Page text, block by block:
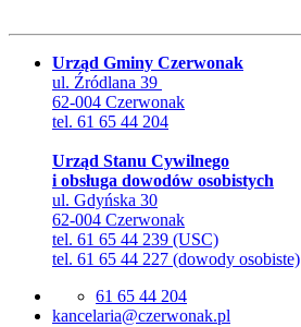
Urząd Gminy Czerwonak
ul. Źródlana 39
62-004 Czerwonak
tel. 61 65 44 204
Urząd Stanu Cywilnego
i obsługa dowodów osobistych
ul. Gdyńska 30
62-004 Czerwonak
tel. 61 65 44 239 (USC)
tel. 61 65 44 227 (dowody osobiste)
61 65 44 204
lp.kanowrezc@airalecnak